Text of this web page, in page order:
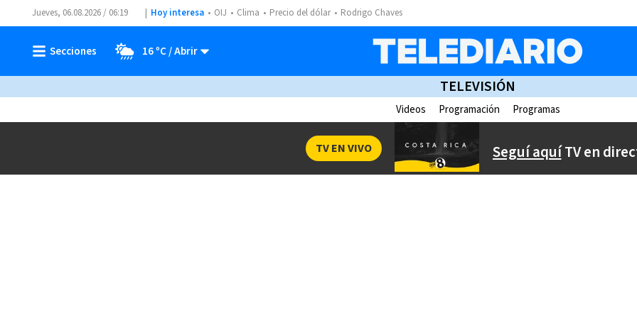
Jueves, 06.08.2026 / 06:19 Hoy interesa OIJ Clima Precio del dólar Rodrigo Chaves
16 ºC
TELEVISIÓN
Videos Programación Programas
Seguí aquíTV en
TV EN VIVO